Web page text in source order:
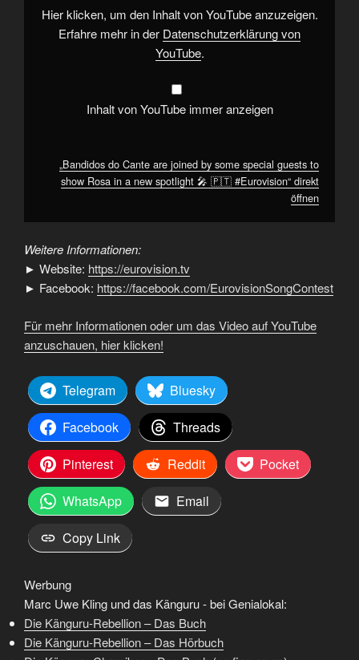
special
guests
anzeigen
Hier klicken, um den Inhalt von YouTube anzuzeigen.
Erfahre mehr in der Datenschutzerklärung von
YouTube.
Inhalt von YouTube immer anzeigen
„Bandidos do Cante are joined by some special guests to
show Rosa in a new spotlight 🎤 🇵🇹 #Eurovision“ direkt
öffnen
Weitere Informationen:
► Website: https://eurovision.tv
► Facebook: https://facebook.com/EurovisionSongContest
Für mehr Informationen oder um das Video auf YouTube
anzuschauen, hier klicken!
Telegram
Bluesky
Facebook
Threads
Pinterest
Reddit
Pocket
WhatsApp
Email
Copy Link
Werbung
Marc Uwe Kling und das Känguru - bei Genialokal:
Die Känguru-Rebellion – Das Buch
Die Känguru-Rebellion – Das Hörbuch